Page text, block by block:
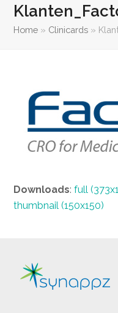
Home » Clinicards »
Downloads:full
thumbnail (150x150)